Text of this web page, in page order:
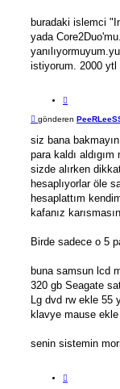
buradaki islemci
yada
istiyorum. 2000 ytl
ı
t
ı
M
s
j
gönderen
siz bana
para kaldı
sizde alırken
hesaplıyorlar öle
hesaplattım
kafanız
Birde sadece o 5
buna samsun lcd
320 gb Seagate
Lg dvd rw ekle 55
klavye mause
senin sistemin